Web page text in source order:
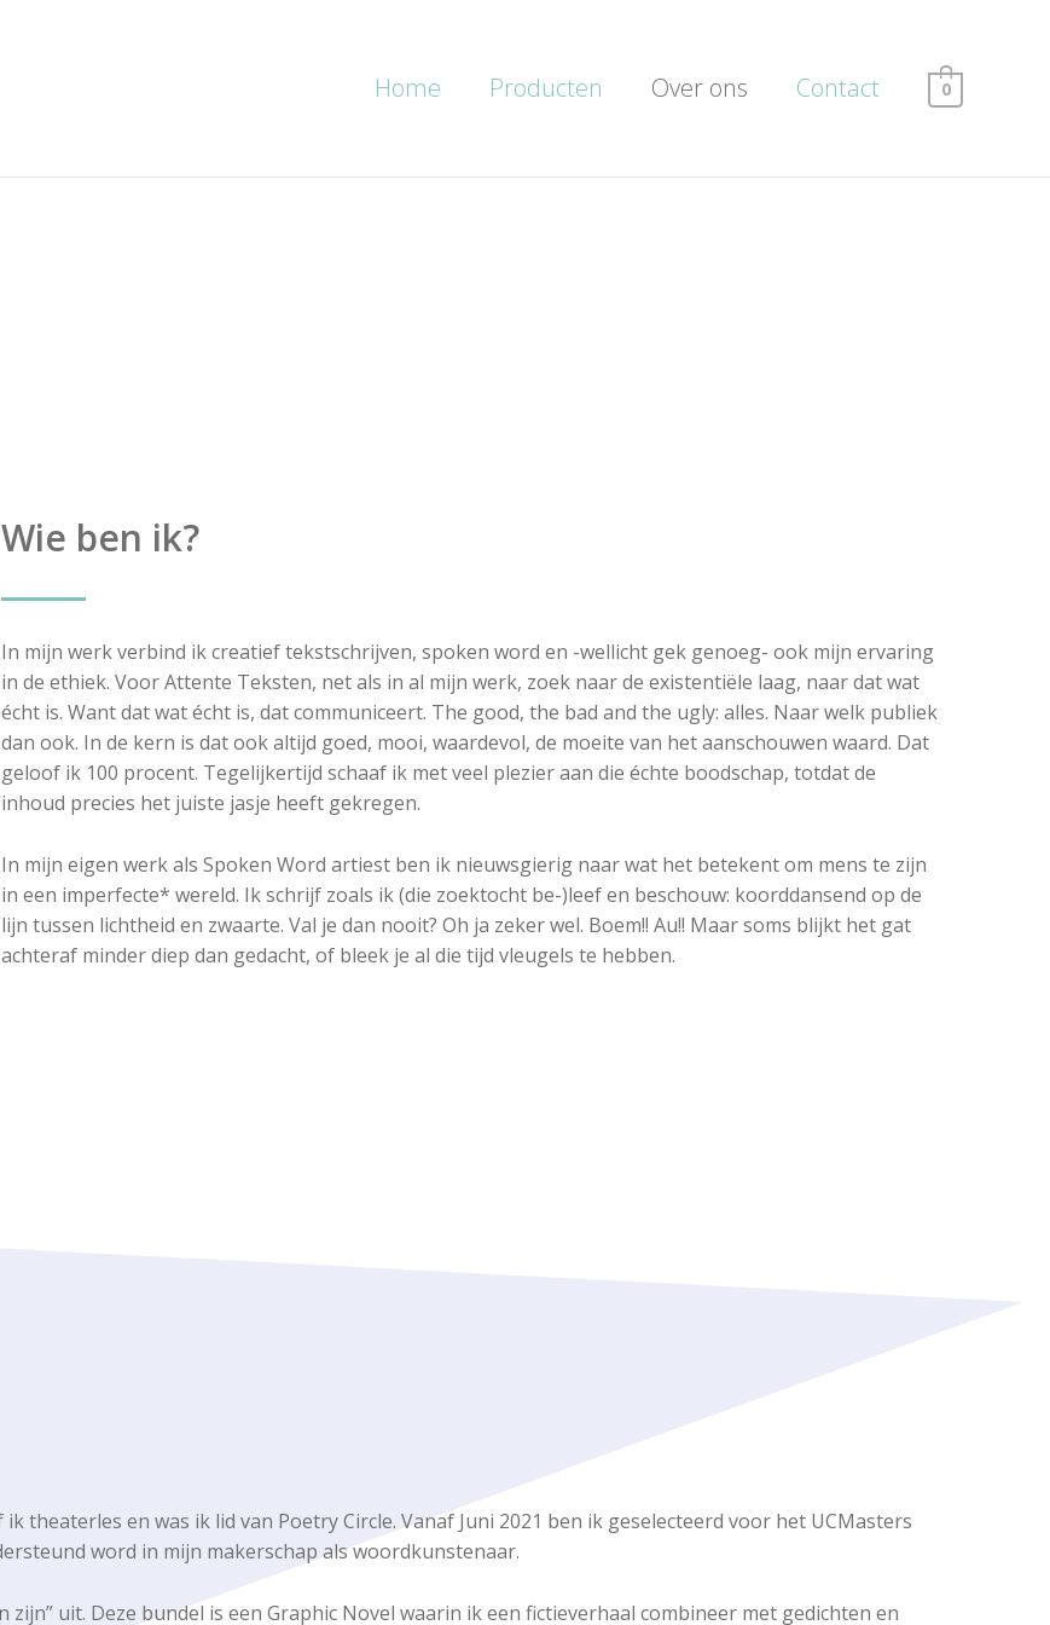
Home Producten Over ons Contact 0
Wie ben ik?
In mijn werk verbind ik creatief tekstschrijven, spoken word en -wellicht gek genoeg- ook mijn ervaring
in de ethiek. Voor Attente Teksten, net als in al mijn werk, zoek naar de existentiële laag, naar dat wat
écht is. Want dat wat écht is, dat communiceert. The good, the bad and the ugly: alles. Naar welk publiek
dan ook. In de kern is dat ook altijd goed, mooi, waardevol, de moeite van het aanschouwen waard. Dat
geloof ik 100 procent. Tegelijkertijd schaaf ik met veel plezier aan die échte boodschap, totdat de
inhoud precies het juiste jasje heeft gekregen.
In mijn eigen werk als Spoken Word artiest ben ik nieuwsgierig naar wat het betekent om mens te zijn
in een imperfecte* wereld. Ik schrijf zoals ik (die zoektocht be-)leef en beschouw: koorddansend op de
lijn tussen lichtheid en zwaarte. Val je dan nooit? Oh ja zeker wel. Boem!! Au!! Maar soms blijkt het gat
achteraf minder diep dan gedacht, of bleek je al die tijd vleugels te hebben.
theaterles en was ik lid van Poetry Circle. Vanaf Juni 2021 ben ik geselecteerd voor het UCMasters
word in mijn makerschap als woordkunstenaar.
uit. Deze bundel is een Graphic Novel waarin ik een fictieverhaal combineer met gedichten en